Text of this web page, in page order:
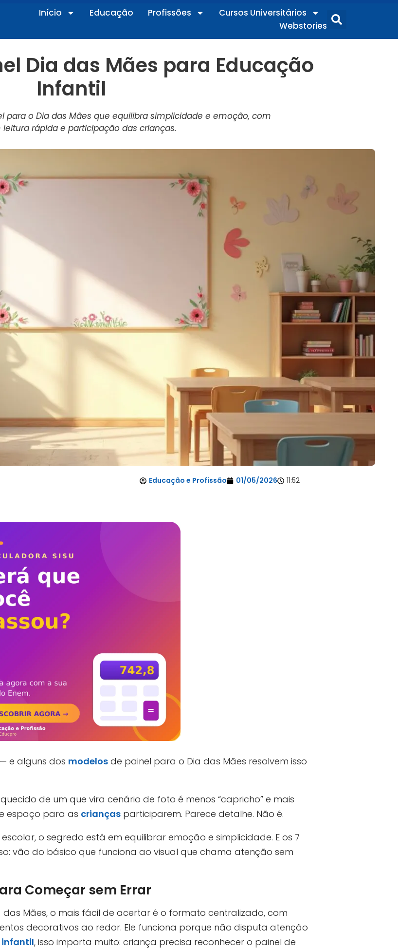
Início Educação Profissões
Cursos Universitários
Webstories
Dia das Mães para Educação
Infantil
para o Dia das Mães que equilibra simplicidade e emoção, com
rápida e participação das crianças.
Educação e Profissão 01/05/2026 11:52
e alguns dos modelos de painel para o Dia das Mães resolvem isso
de um que vira cenário de foto é menos “capricho” e mais
espaço para as crianças participarem. Parece detalhe. Não é.
escolar, o segredo está em equilibrar emoção e simplicidade. E os 7
vão do básico que funciona ao visual que chama atenção sem
Começar sem Errar
Mães, o mais fácil de acertar é o formato centralizado, com
decorativos ao redor. Ele funciona porque não disputa atenção
, isso importa muito: criança precisa reconhecer o painel de